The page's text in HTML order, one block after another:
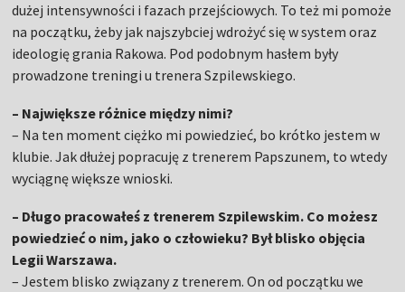
dużej intensywności i fazach przejściowych. To też mi pomoże
na początku, żeby jak najszybciej wdrożyć się w system oraz
ideologię grania Rakowa. Pod podobnym hasłem były
prowadzone treningi u trenera Szpilewskiego.
– Największe różnice między nimi?
– Na ten moment ciężko mi powiedzieć, bo krótko jestem w
klubie. Jak dłużej popracuję z trenerem Papszunem, to wtedy
wyciągnę większe wnioski.
– Długo pracowałeś z trenerem Szpilewskim. Co możesz
powiedzieć o nim, jako o człowieku? Był blisko objęcia
Legii Warszawa.
– Jestem blisko związany z trenerem. On od początku we